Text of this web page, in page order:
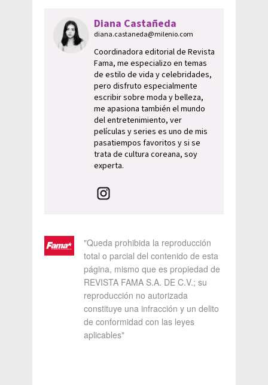
Diana Castañeda
diana.castaneda@milenio.com
Coordinadora editorial de Revista
Fama, me especializo en temas
de estilo de vida y celebridades,
pero disfruto especialmente
escribir sobre moda y belleza,
me apasiona también el mundo
del entretenimiento, ver
películas y series es uno de mis
pasatiempos favoritos y si se
trata de cultura coreana, soy
experta.
"Queda prohibida la reproducción
total o parcial del contenido de esta
página, mismo que es propiedad de
REVISTA FAMA S.A. DE C.V.; su
reproducción no autorizada
constituye una infracción y un delito
de conformidad con las leyes
aplicables"